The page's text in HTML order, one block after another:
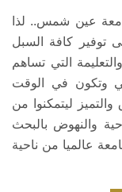
روابط مفيدة
عين شمس.. لذا
توفير كافة السبل
التي تساهم
وتكون في الوقت
ليتمكنوا من
والنهوض بالبحث
عالميا من ناحية